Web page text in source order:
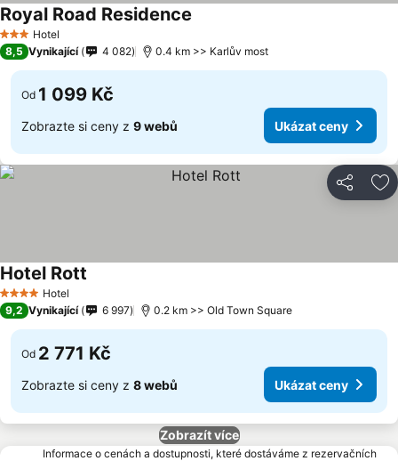
3 Počet hvězdiček
Hotel
Royal Road Residence
8,5 Vynikající 4 082 0.4 km >> Karlův most
Od 1 099 Kč
Zobrazte si ceny z 9 webů Ukázat ceny
Sdílet
4 Počet hvězdiček
Hotel
Hotel Rott
9,2 Vynikající 6 997 0.2 km >> Old Town Square
Od 2 771 Kč
Zobrazte si ceny z 8 webů Ukázat ceny
Zobrazít více
Informace o cenách a dostupnosti, které dostáváme z rezervačních